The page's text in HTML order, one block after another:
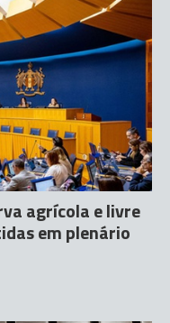
agrícola e livre
em plenário